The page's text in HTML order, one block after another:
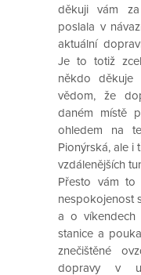
děkuji vám
poslala v
aktuální
Je to totiž
někdo děkuje
vědom, že
daném místě
ohledem na
Pionýrská, ale i
vzdálenějších
Přesto vám
nespokojenost
a o víkendech
stanice a
znečištěné
dopravy v